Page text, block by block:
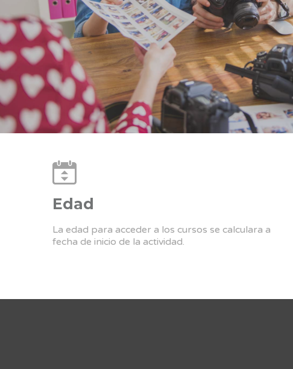
Edad
La edad para acceder a los cursos se calculara a
fecha de inicio de la actividad.